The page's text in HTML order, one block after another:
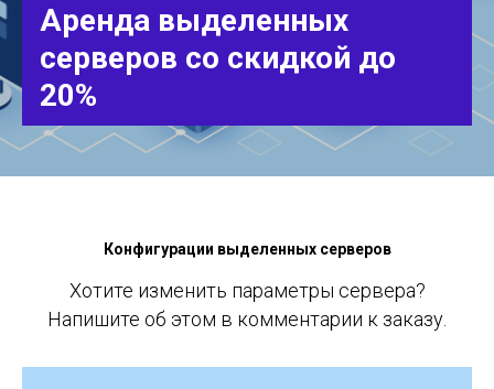
Аренда выделенных
серверов со скидкой до
20%
Конфигурации выделенных серверов
Хотите изменить параметры сервера?
Напишите об этом в комментарии к заказу.